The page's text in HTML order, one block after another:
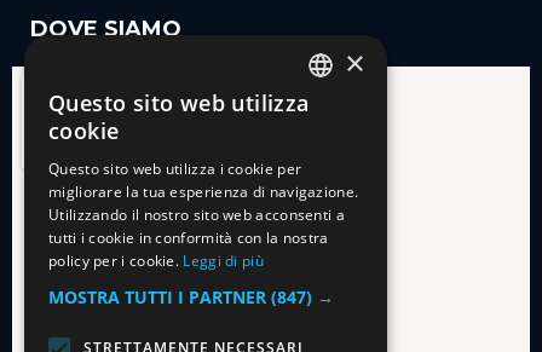
DOVE SIAMO
×
Questo sito web utilizza
cookie
Questo sito web utilizza i cookie per
migliorare la tua esperienza di navigazione.
Utilizzando il nostro sito web acconsenti a
tutti i cookie in conformità con la nostra
policy per i cookie. Leggi di più
MOSTRA TUTTI I PARTNER (847) →
STRETTAMENTE NECESSARI